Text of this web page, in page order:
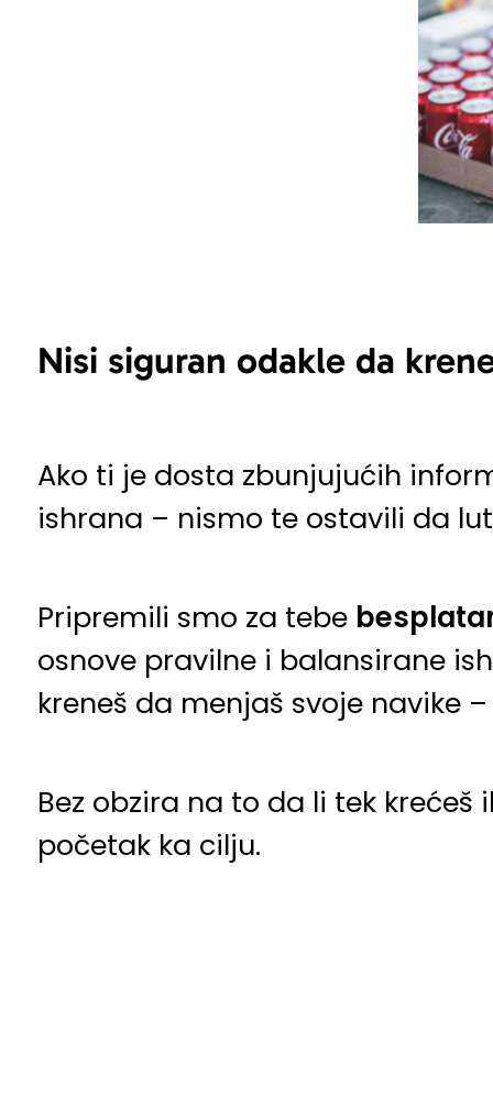
Nisi siguran odakle da
Ako ti je dosta zbunjujućih
ishrana – nismo te ostavili da
Pripremili smo za tebe
osnove pravilne i balansirane
kreneš da menjaš svoje navike
Bez obzira na to da li tek
početak ka cilju.